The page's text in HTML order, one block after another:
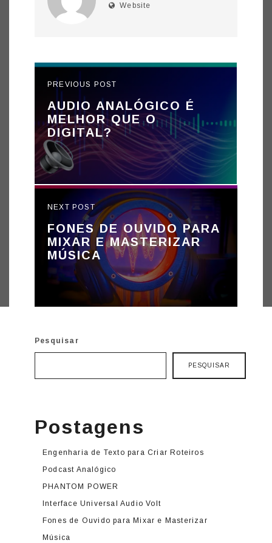
Website
PREVIOUS POST
AUDIO ANALÓGICO É
MELHOR QUE O
DIGITAL?
NEXT POST
FONES DE OUVIDO PARA
MIXAR E MASTERIZAR
MÚSICA
Pesquisar
PESQUISAR
Postagens
Engenharia de Texto para Criar Roteiros
Podcast Analógico
PHANTOM POWER
Interface Universal Audio Volt
Fones de Ouvido para Mixar e Masterizar
Música